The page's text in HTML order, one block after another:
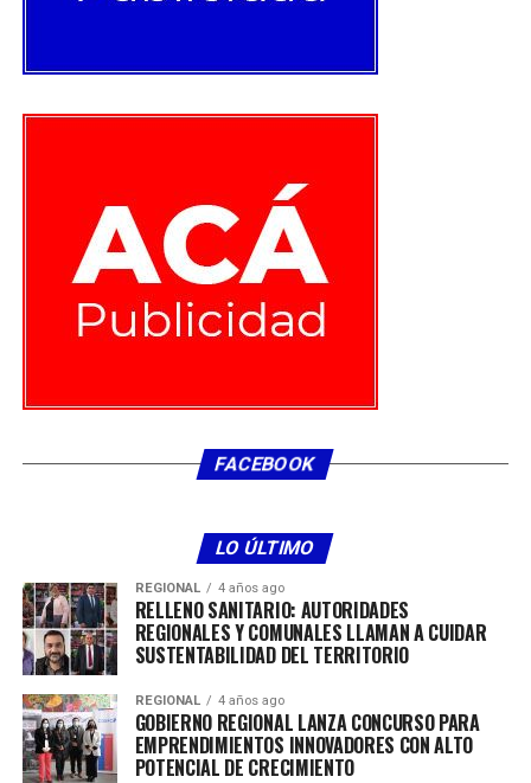
vehículos serán distribuidos entre Linares y Cauquenes.
«Esto produce un mayor acercamiento a la comunidad y
una mayor protección para las comunidades de los
distintos lugares de la región del Maule».
Además, el general hizo énfasis en el despliegue
estos recursos logísticos es sumamente importante
donde no habían vehículos policiales y que habían
sido dados de baja por el tiempo de uso».
FACEBOOK
LO ÚLTIMO
REGIONAL 4 años ago
RELLENO SANITARIO: AUTORIDADES
REGIONALES Y COMUNALES LLAMAN A CUIDAR
SUSTENTABILIDAD DEL TERRITORIO
REGIONAL 4 años ago
GOBIERNO REGIONAL LANZA CONCURSO PARA
EMPRENDIMIENTOS INNOVADORES CON ALTO
POTENCIAL DE CRECIMIENTO